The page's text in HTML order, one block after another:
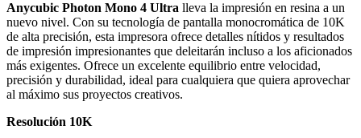
Anycubic Photon Mono 4 Ultra lleva la impresión en resina a un
nuevo nivel. Con su tecnología de pantalla monocromática de 10K
de alta precisión, esta impresora ofrece detalles nítidos y resultados
de impresión impresionantes que deleitarán incluso a los aficionados
más exigentes. Ofrece un excelente equilibrio entre velocidad,
precisión y durabilidad, ideal para cualquiera que quiera aprovechar
al máximo sus proyectos creativos.
Resolución 10K